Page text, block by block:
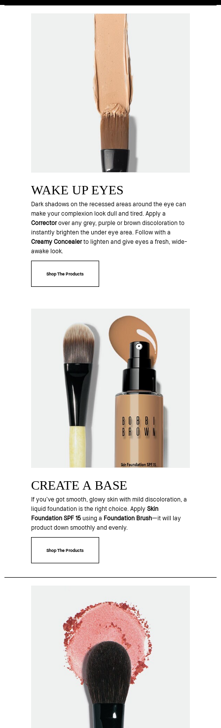
WAKE UP EYES
Dark shadows on the recessed areas around the eye can
make your complexion look dull and tired. Apply a
Correctorover any grey, purple or brown discoloration to
instantly brighten the under eye area. Follow with a
Creamy Concealerto lighten and give eyes a fresh, wide-
awake look.
Shop The Products
CREATE A BASE
If you’ve got smooth, glowy skin with mild discoloration, a
liquid foundation is the right choice. Apply Skin
Foundation SPF 15using a Foundation Brush—it will lay
product down smoothly and evenly.
Shop The Products